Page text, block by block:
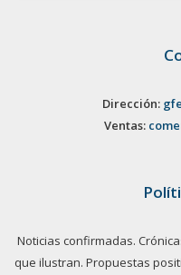
Dirección:
Ventas:
Noticias confirmadas.
que ilustran. Propuestas